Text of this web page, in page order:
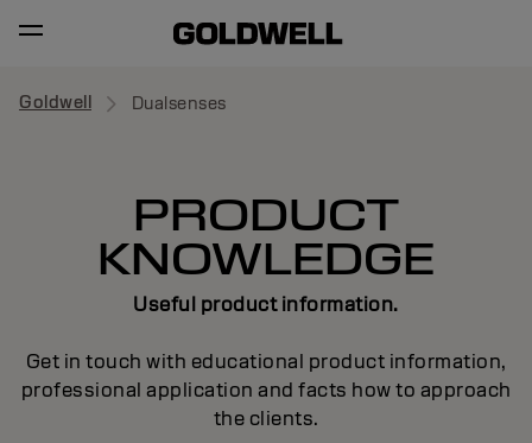
Goldwell Dualsenses
PRODUCT
KNOWLEDGE
Useful product information.
Get in touch with educational product information,
professional application and facts how to approach
the clients.